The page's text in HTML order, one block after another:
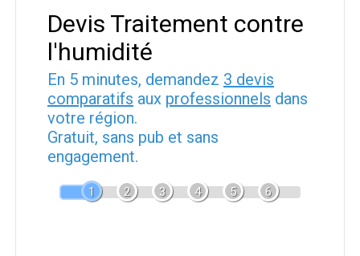
Devis Traitement contre
l'humidité
En 5 minutes, demandez 3 devis
comparatifs aux professionnels dans
votre région.
Gratuit, sans pub et sans
engagement.
1 2 3 4 5 6